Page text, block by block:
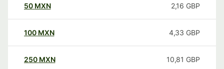
50 MXN 2,16 GBP
100 MXN 4,33 GBP
250 MXN 10,81 GBP